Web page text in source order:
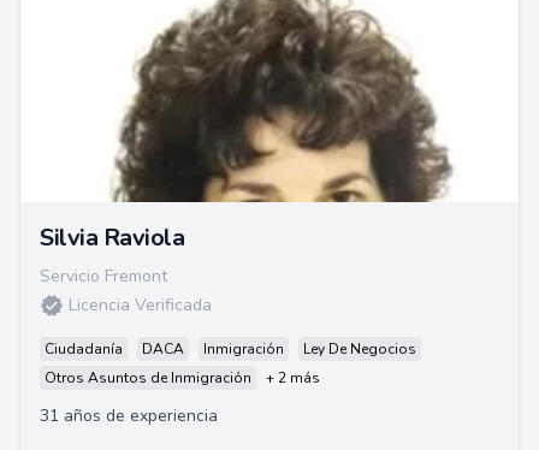
Silvia Raviola
Servicio Fremont
Licencia Verificada
Ciudadanía DACA Inmigración
Ley De Negocios
Otros Asuntos de Inmigración
+ 2 más
31 años de experiencia